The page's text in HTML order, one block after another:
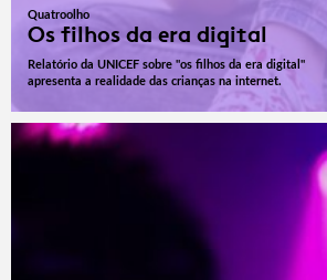
Quatroolho
Os filhos da era digital
Relatório da UNICEF sobre "os filhos da era digital"
apresenta a realidade das crianças na internet.